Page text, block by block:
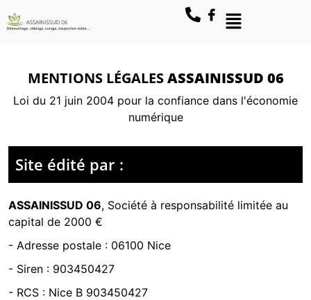
MENTIONS LÉGALESASSAINISSUD 06
Loi du 21 juin 2004 pour la confiance dans l'économie
numérique
Site édité par :
ASSAINISSUD 06, Société à responsabilité limitée au
capital de 2000 €
- Adresse postale : 06100 Nice
- Siren : 903450427
- RCS : Nice B 903450427